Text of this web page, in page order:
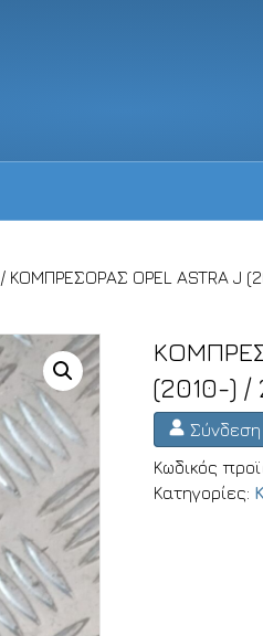
/ ΚΟΜΠΡΕΣΟΡΑΣ OPEL ASTRA J
(2010-) /
Σύνδεση
Κωδικός
Κατηγορίες: